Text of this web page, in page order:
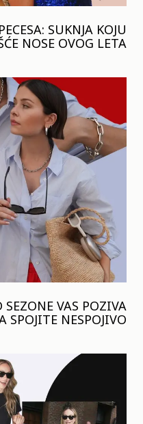
SUKNJA KOJU
NOSE OVOG LETA
VAS POZIVA
SPOJITE NESPOJIVO